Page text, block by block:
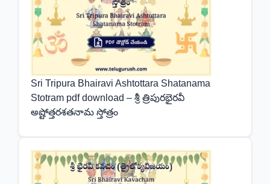
Sri Tripura Bhairavi Ashtottara Shatanama
Stotram pdf download – శ్రీ త్రిపురభైరవీ
అష్టోత్తరశతనామ స్తోత్రం